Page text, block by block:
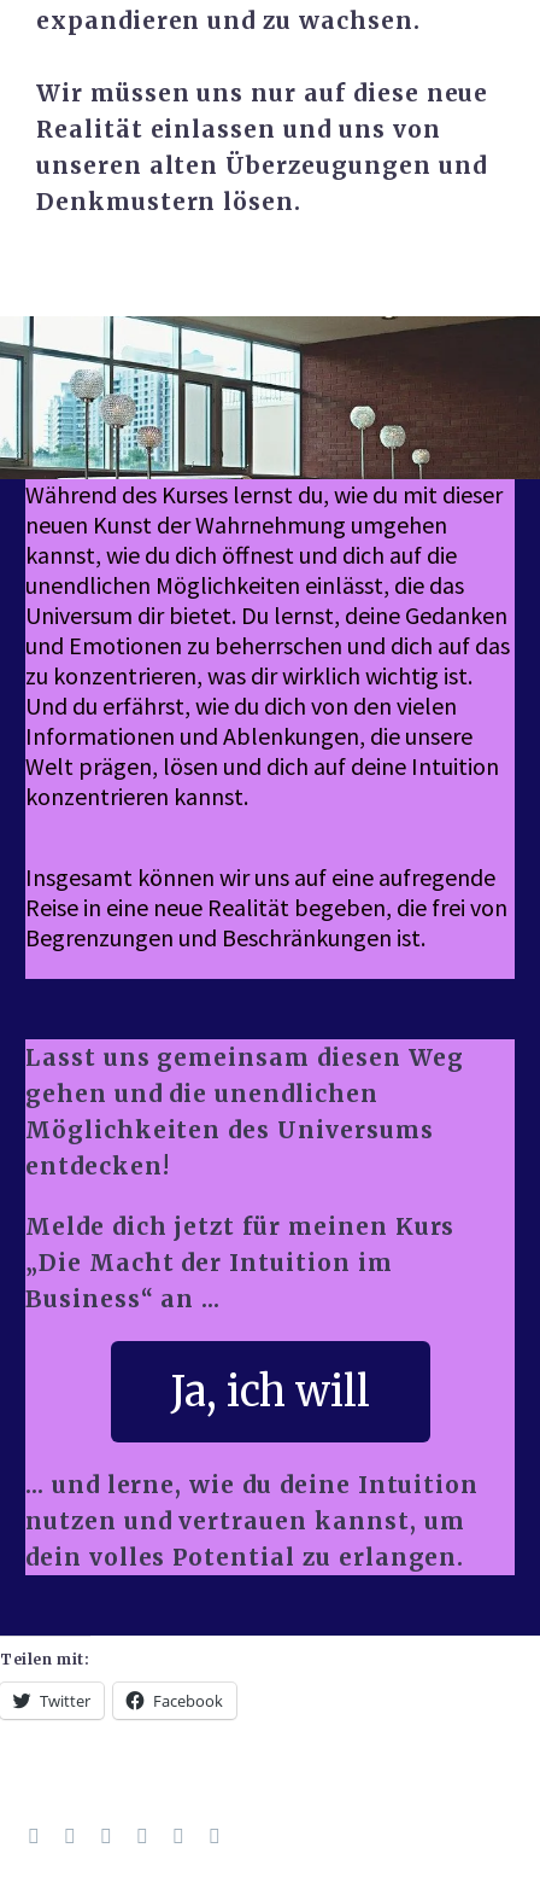
expandieren und zu wachsen.
Wir müssen uns nur auf diese neue
Realität einlassen und uns von
unseren alten Überzeugungen und
Denkmustern lösen.
Während des Kurses lernst du, wie du mit dieser
neuen Kunst der Wahrnehmung umgehen
kannst, wie du dich öffnest und dich auf die
unendlichen Möglichkeiten einlässt, die das
Universum dir bietet. Du lernst, deine Gedanken
und Emotionen zu beherrschen und dich auf das
zu konzentrieren, was dir wirklich wichtig ist.
Und du erfährst, wie du dich von den vielen
Informationen und Ablenkungen, die unsere
Welt prägen, lösen und dich auf deine Intuition
konzentrieren kannst.
Insgesamt können wir uns auf eine aufregende
Reise in eine neue Realität begeben, die frei von
Begrenzungen und Beschränkungen ist.
Lasst uns gemeinsam diesen Weg
gehen und die unendlichen
Möglichkeiten des Universums
entdecken!
Melde dich jetzt für meinen Kurs
„Die Macht der Intuition im
Business“ an ...
Ja, ich will
... und lerne, wie du deine Intuition
nutzen und vertrauen kannst, um
dein volles Potential zu erlangen.
Teilen mit:
Twitter Facebook